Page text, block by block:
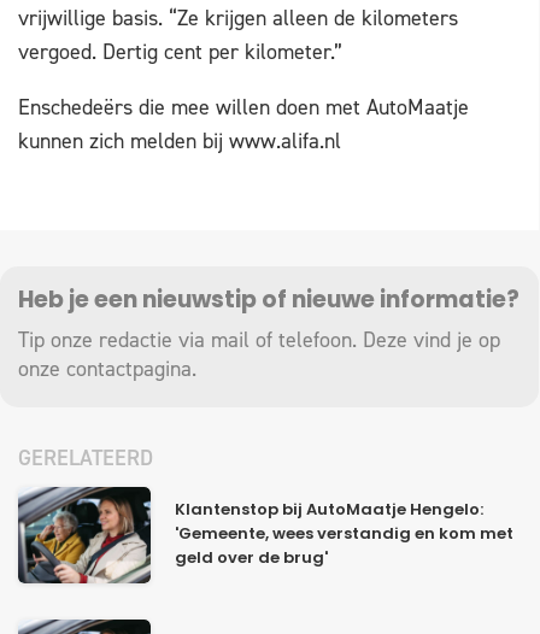
vrijwillige basis. “Ze krijgen alleen de kilometers
vergoed. Dertig cent per kilometer.”
Enschedeërs die mee willen doen met AutoMaatje
kunnen zich melden bij www.alifa.nl
Heb je een nieuwstip of nieuwe informatie?
Tip onze redactie via mail of telefoon. Deze vind je op
onze contactpagina.
GERELATEERD
Klantenstop bij AutoMaatje Hengelo:
'Gemeente, wees verstandig en kom met
geld over de brug'